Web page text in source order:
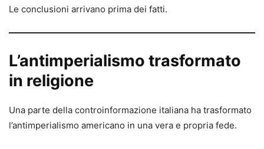
Le conclusioni arrivano prima dei fatti.
L’antimperialismo trasformato
in religione
Una parte della controinformazione italiana ha trasformato
l’antimperialismo americano in una vera e propria fede.